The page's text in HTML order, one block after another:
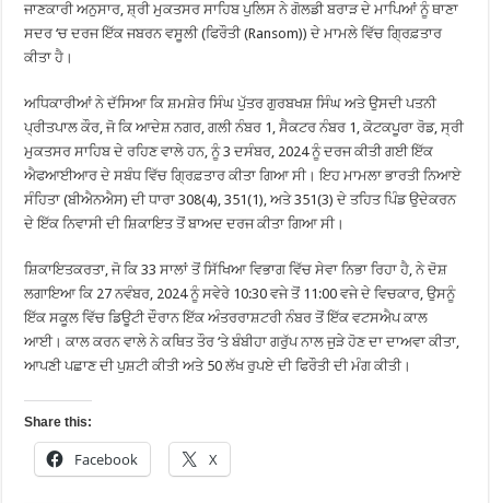
ਜਾਣਕਾਰੀ ਅਨੁਸਾਰ, ਸ਼੍ਰੀ ਮੁਕਤਸਰ ਸਾਹਿਬ ਪੁਲਿਸ ਨੇ ਗੋਲਡੀ ਬਰਾੜ ਦੇ ਮਾਪਿਆਂ ਨੂੰ ਥਾਣਾ
ਸਦਰ ‘ਚ ਦਰਜ ਇੱਕ ਜਬਰਨ ਵਸੂਲੀ (ਫਿਰੌਤੀ (Ransom)) ਦੇ ਮਾਮਲੇ ਵਿੱਚ ਗ੍ਰਿਫ਼ਤਾਰ
ਕੀਤਾ ਹੈ।
ਅਧਿਕਾਰੀਆਂ ਨੇ ਦੱਸਿਆ ਕਿ ਸ਼ਮਸ਼ੇਰ ਸਿੰਘ ਪੁੱਤਰ ਗੁਰਬਖਸ਼ ਸਿੰਘ ਅਤੇ ਉਸਦੀ ਪਤਨੀ
ਪ੍ਰੀਤਪਾਲ ਕੌਰ, ਜੋ ਕਿ ਆਦੇਸ਼ ਨਗਰ, ਗਲੀ ਨੰਬਰ 1, ਸੈਕਟਰ ਨੰਬਰ 1, ਕੋਟਕਪੂਰਾ ਰੋਡ, ਸ੍ਰੀ
ਮੁਕਤਸਰ ਸਾਹਿਬ ਦੇ ਰਹਿਣ ਵਾਲੇ ਹਨ, ਨੂੰ 3 ਦਸੰਬਰ, 2024 ਨੂੰ ਦਰਜ ਕੀਤੀ ਗਈ ਇੱਕ
ਐਫਆਈਆਰ ਦੇ ਸਬੰਧ ਵਿੱਚ ਗ੍ਰਿਫ਼ਤਾਰ ਕੀਤਾ ਗਿਆ ਸੀ। ਇਹ ਮਾਮਲਾ ਭਾਰਤੀ ਨਿਆਏ
ਸੰਹਿਤਾ (ਬੀਐਨਐਸ) ਦੀ ਧਾਰਾ 308(4), 351(1), ਅਤੇ 351(3) ਦੇ ਤਹਿਤ ਪਿੰਡ ਉਦੇਕਰਨ
ਦੇ ਇੱਕ ਨਿਵਾਸੀ ਦੀ ਸ਼ਿਕਾਇਤ ਤੋਂ ਬਾਅਦ ਦਰਜ ਕੀਤਾ ਗਿਆ ਸੀ।
ਸ਼ਿਕਾਇਤਕਰਤਾ, ਜੋ ਕਿ 33 ਸਾਲਾਂ ਤੋਂ ਸਿੱਖਿਆ ਵਿਭਾਗ ਵਿੱਚ ਸੇਵਾ ਨਿਭਾ ਰਿਹਾ ਹੈ, ਨੇ ਦੋਸ਼
ਲਗਾਇਆ ਕਿ 27 ਨਵੰਬਰ, 2024 ਨੂੰ ਸਵੇਰੇ 10:30 ਵਜੇ ਤੋਂ 11:00 ਵਜੇ ਦੇ ਵਿਚਕਾਰ, ਉਸਨੂੰ
ਇੱਕ ਸਕੂਲ ਵਿੱਚ ਡਿਊਟੀ ਦੌਰਾਨ ਇੱਕ ਅੰਤਰਰਾਸ਼ਟਰੀ ਨੰਬਰ ਤੋਂ ਇੱਕ ਵਟਸਐਪ ਕਾਲ
ਆਈ। ਕਾਲ ਕਰਨ ਵਾਲੇ ਨੇ ਕਥਿਤ ਤੌਰ ‘ਤੇ ਬੰਬੀਹਾ ਗਰੁੱਪ ਨਾਲ ਜੁੜੇ ਹੋਣ ਦਾ ਦਾਅਵਾ ਕੀਤਾ,
ਆਪਣੀ ਪਛਾਣ ਦੀ ਪੁਸ਼ਟੀ ਕੀਤੀ ਅਤੇ 50 ਲੱਖ ਰੁਪਏ ਦੀ ਫਿਰੌਤੀ ਦੀ ਮੰਗ ਕੀਤੀ।
Share this:
Facebook X